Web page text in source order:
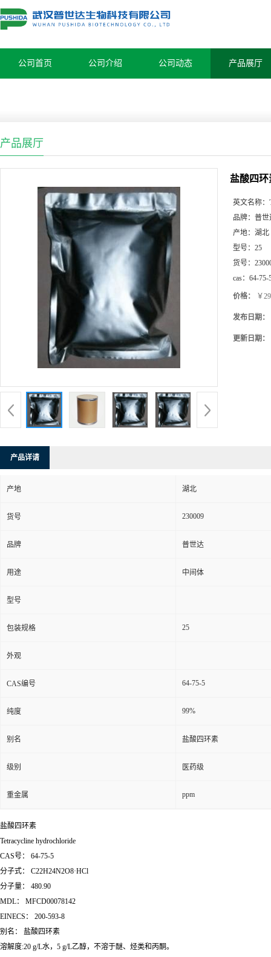
公司首页 公司介绍 公司动态 产品展厅
产品展厅
盐酸四环
英文名称：
品牌： 普世
产地： 湖北
型号： 25
货号：
cas： 64-75-
价格： ￥
发布日期：
更新日期：
产品详请
产地 湖北
货号 230009
品牌 普世达
用途 中间体
型号
包装规格 25
外观
CAS编号 64-75-5
纯度 99%
别名 盐酸四环素
级别 医药级
重金属 ppm
盐酸四环素
Tetracycline hydrochloride
CAS号： 64-75-5
分子式： C22H24N2O8·HCl
分子量： 480.90
MDL： MFCD00078142
EINECS： 200-593-8
别名： 盐酸四环素
溶解度:20 g/L水，5 g/L乙醇，不溶于醚、烃类和丙酮。